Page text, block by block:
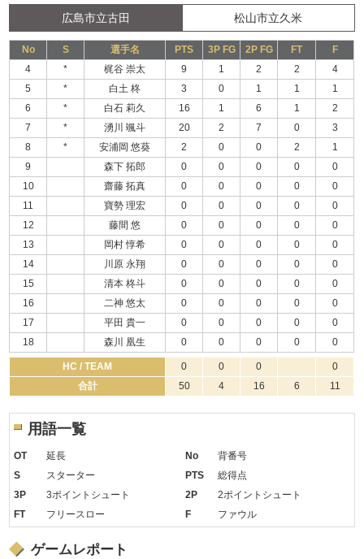
広島市立古田 松山市立久米
No S 選手名 PTS 3P FG 2P FG FT
F
4
* 梶谷 崇太 9 1 2 2
4
5
* 白土 柊 3 0 1 1
1
6
* 白石 莉久 16 1 6 1
2
7
* 湧川 颯斗 20 2 7 0
3
8
* 安浦岡 悠葵 2 0 0 2
1
9
森下 拓郎 0 0 0 0
0
10
齋藤 拓真 0 0 0 0
0
11
寶勢 理宏 0 0 0 0
0
12
藤間 悠 0 0 0 0
0
13
岡村 惇希 0 0 0 0
0
14
川原 永翔 0 0 0 0
0
15
清本 柊斗 0 0 0 0
0
16
二神 悠太 0 0 0 0
0
17
平田 貴一 0 0 0 0
0
18
森川 凰生 0 0 0 0 0
HC / TEAM 0 0 0
0
合計
50 4 16 6 11
用語一覧
OT 延長 No
背番号
S
スターター PTS
総得点
3P
3ポイントシュート 2P
2ポイントシュート
FT
フリースロー F ファウル
ゲームレポート